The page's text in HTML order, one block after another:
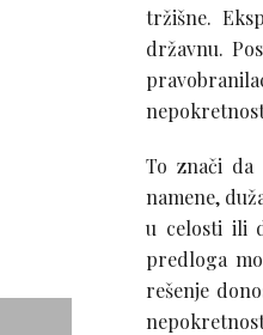
tržišne.
državnu.
To znači
namene,
u celosti ili
predloga
rešenje